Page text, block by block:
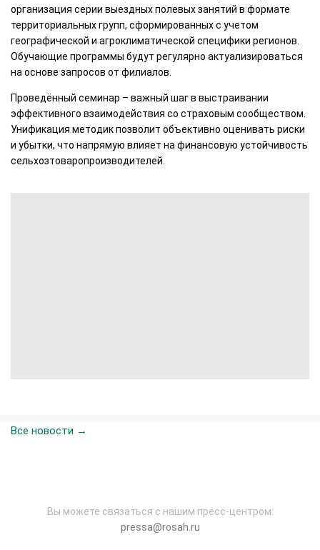
организация серии выездных полевых занятий в формате
территориальных групп, сформированных с учетом
географической и агроклиматической специфики регионов.
Обучающие программы будут регулярно актуализироваться
на основе запросов от филиалов.
Проведённый семинар – важный шаг в выстраивании
эффективного взаимодействия со страховым сообществом.
Унификация методик позволит объективно оценивать риски
и убытки, что напрямую влияет на финансовую устойчивость
сельхозтоваропроизводителей.
Все новости →
Вы можете связаться с нашим пресс-центром:
pressa@rosah.ru